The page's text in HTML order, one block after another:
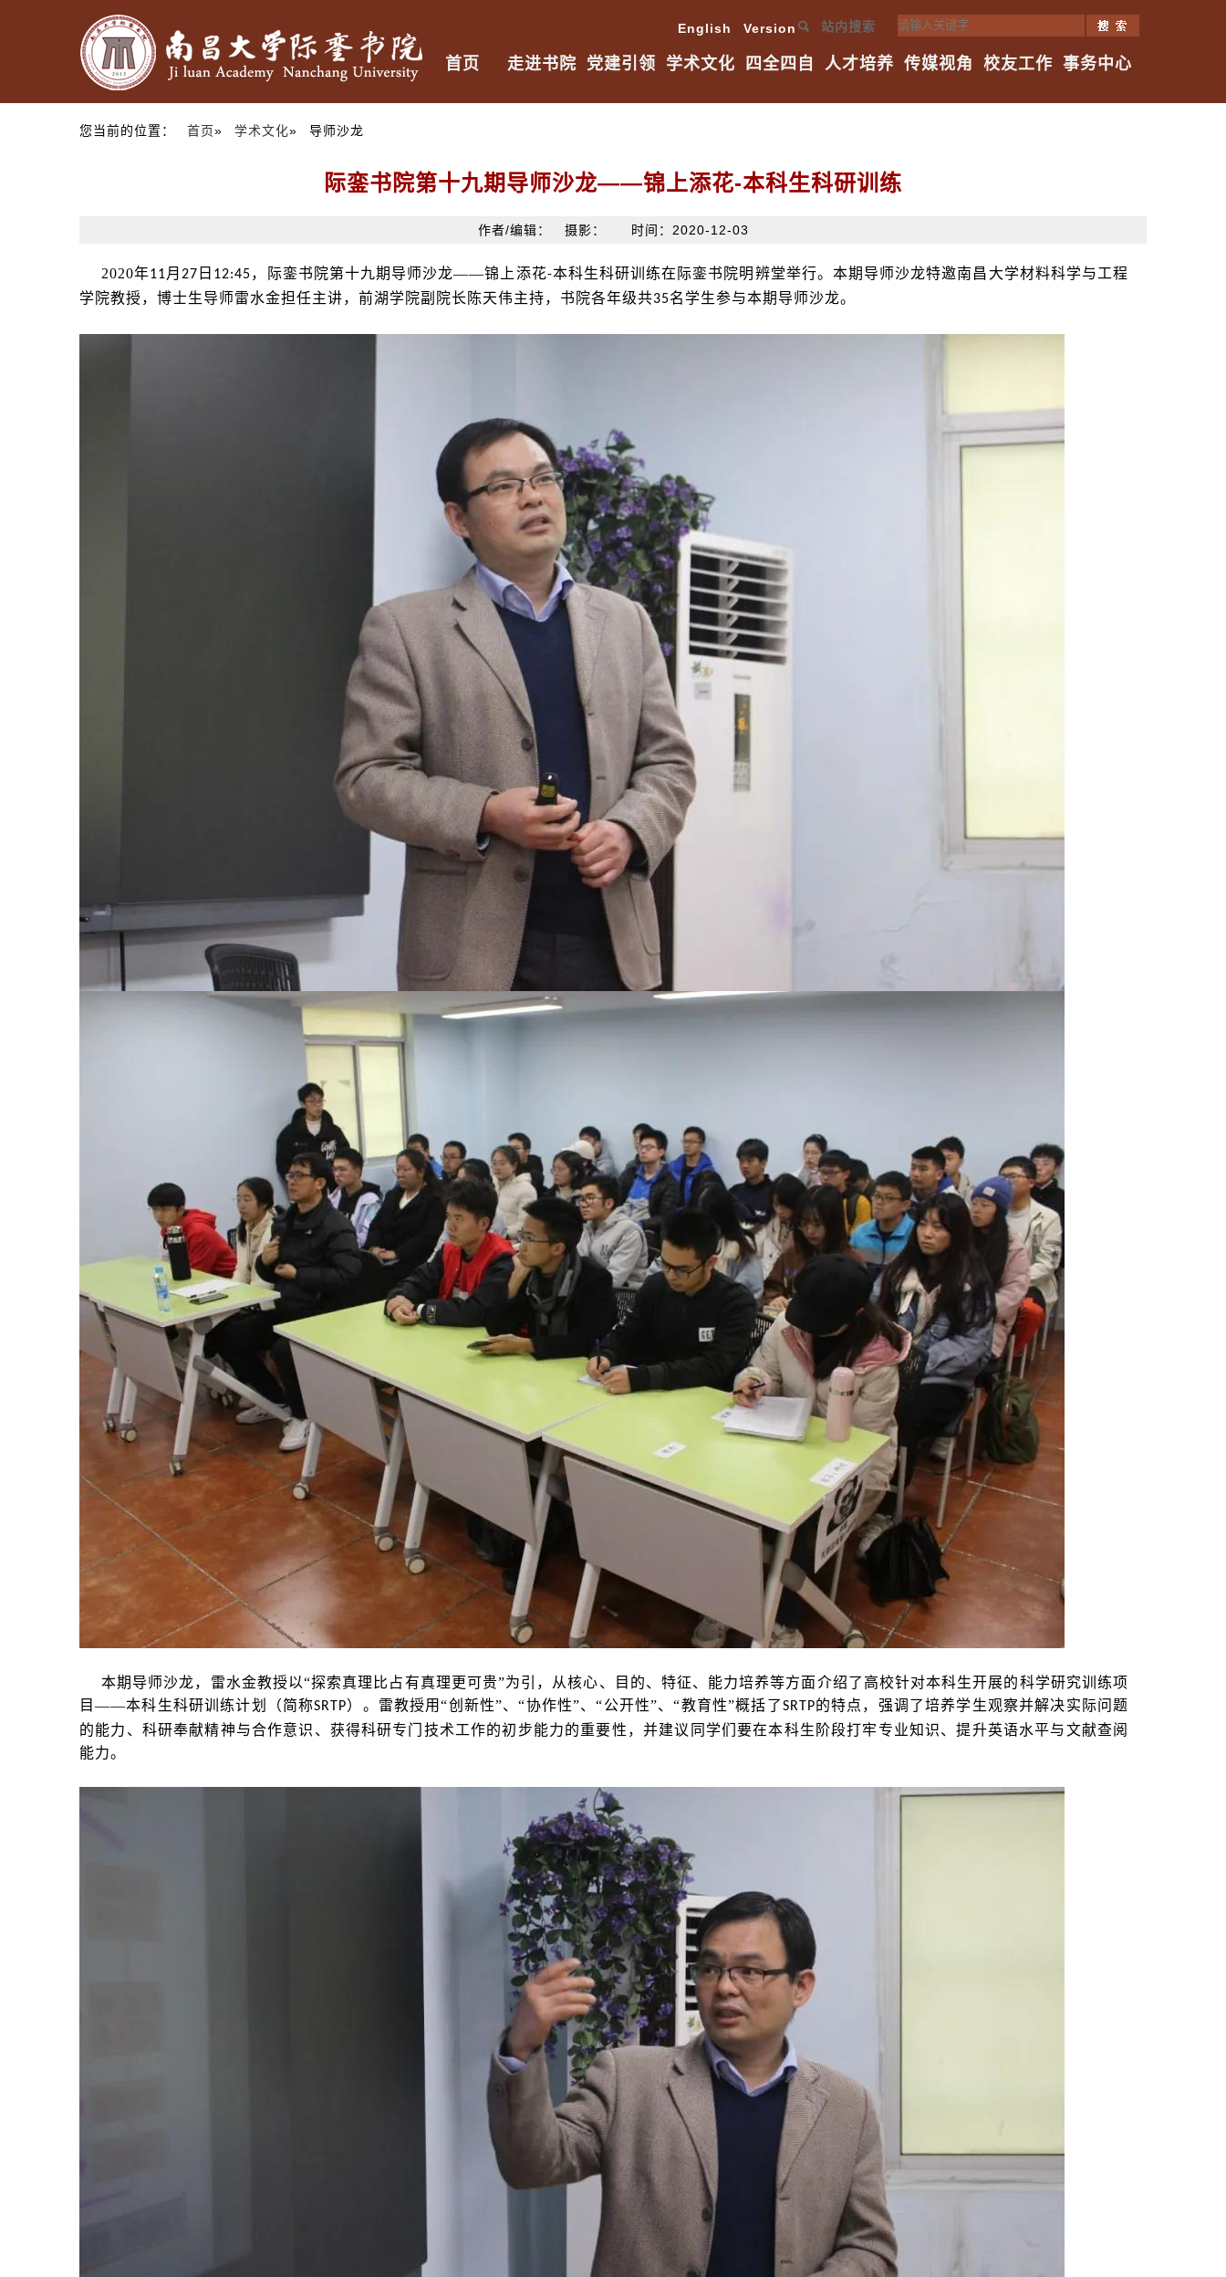
English Version 站内搜索
首页 走进书院 党建引领 学术文化 四全四自 人才培养 传媒视角 校友工作 事务中心
您当前的位置： 首页» 学术文化» 导师沙龙
际銮书院第十九期导师沙龙——锦上添花-本科生科研训练
作者/编辑： 摄影： 时间：2020-12-03
2020年11月 27 日 12:45，际銮书院第十九期导师沙龙——锦上添花-本科生科研训练在际銮书院明辨堂举行。本期导师沙龙特邀南昌大学材料科学与工程
学院教授，博士生导师雷水金担任主讲，前湖学院副院长陈天伟主持，书院各年级共35名学生参与本期导师沙龙。
本期导师沙龙，雷水金教授以“探索真理比占有真理更可贵”为引，从核心、目的、特征、能力培养等方面介绍了高校针对本科生开展的科学研究训练项
目——本科生科研训练计划（简称SRTP）。雷教授用“创新性”、“协作性”、“公开性”、“教育性”概括了SRTP的特点，强调了培养学生观察并解决实际问题
的能力、科研奉献精神与合作意识、获得科研专门技术工作的初步能力的重要性，并建议同学们要在本科生阶段打牢专业知识、提升英语水平与文献查阅
能力。